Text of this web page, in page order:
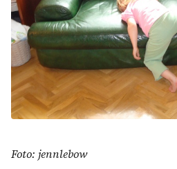
Foto: jennlebow